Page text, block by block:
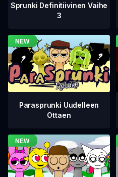
Sprunki Definitiivinen Vaihe
3
Parasprunki Uudelleen
Ottaen